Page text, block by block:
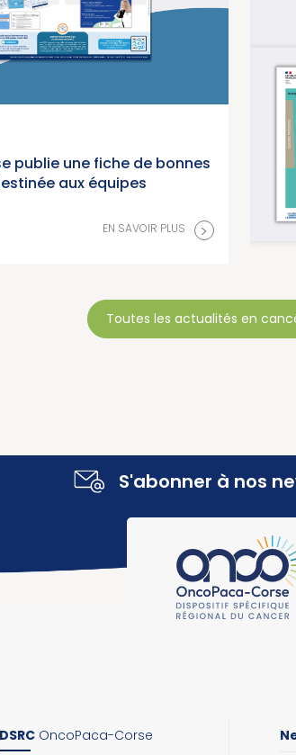
publie une fiche de bonnes
aux équipes
EN SAVOIR PLUS >
INFORMATION
Publication
traitements
(Institut
Toutes les actualités en
S'abonner à nos
DSRC OncoPaca-Corse